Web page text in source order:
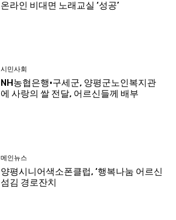
온라인 비대면 노래교실 ‘성공’
시민사회
NH농협은행·구세군, 양평군노인복지관
에 사랑의 쌀 전달, 어르신들께 배부
메인뉴스
양평시니어색소폰클럽, ‘행복나눔 어르신
섬김 경로잔치